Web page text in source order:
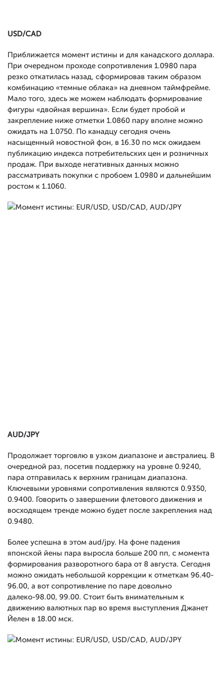
USD/CAD
Приближается момент истины и для канадского доллара.
При очередном проходе сопротивления 1.0980 пара
резко откатилась назад, сформировав таким образом
комбинацию «темные облака» на дневном таймфрейме.
Мало того, здесь же можем наблюдать формирование
фигуры «двойная вершина». Если будет пробой и
закрепление ниже отметки 1.0860 пару вполне можно
ожидать на 1.0750. По канадцу сегодня очень
насыщенный новостной фон, в 16.30 по мск ожидаем
публикацию индекса потребительских цен и розничных
продаж. При выходе негативных данных можно
рассматривать покупки с пробоем 1.0980 и дальнейшим
ростом к 1.1060.
AUD/JPY
Продолжает торговлю в узком диапазоне и австралиец. В
очередной раз, посетив поддержку на уровне 0.9240,
пара отправилась к верхним границам диапазона.
Ключевыми уровнями сопротивления являются 0.9350,
0.9400. Говорить о завершении флетового движения и
восходящем тренде можно будет после закрепления над
0.9480.
Более успешна в этом aud/jpy. На фоне падения
японской йены пара выросла больше 200 пп, с момента
формирования разворотного бара от 8 августа. Сегодня
можно ожидать небольшой коррекции к отметкам 96.40-
96.00, а вот сопротивление по паре довольно
далеко-98.00, 99.00. Стоит быть внимательным к
движению валютных пар во время выступления Джанет
Йелен в 18.00 мск.